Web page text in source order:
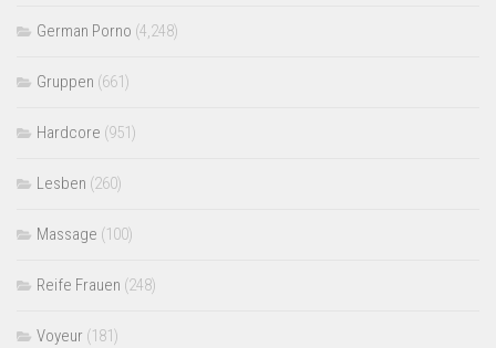
German Porno (4,248)
Gruppen (661)
Hardcore (951)
Lesben (260)
Massage (100)
Reife Frauen (248)
Voyeur (181)